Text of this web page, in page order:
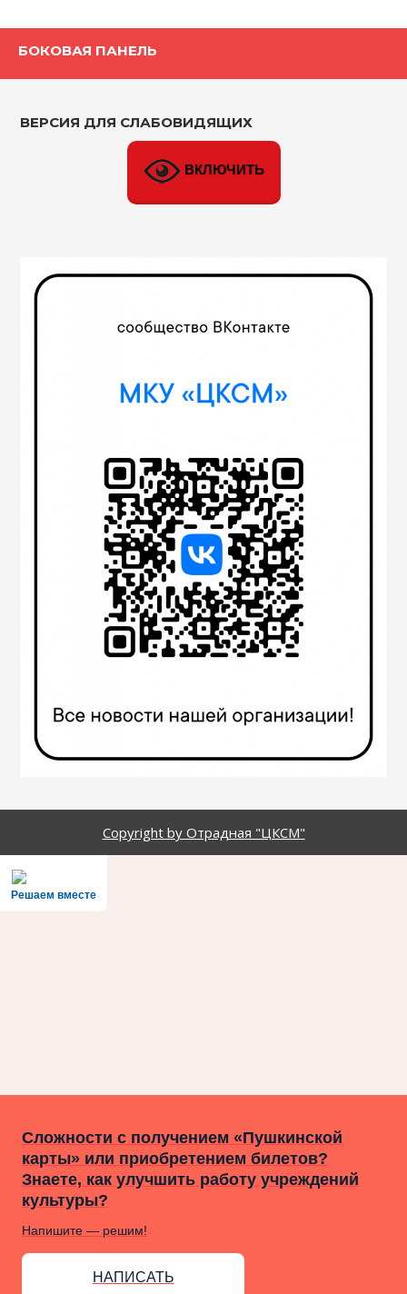
БОКОВАЯ ПАНЕЛЬ
ВЕРСИЯ ДЛЯ СЛАБОВИДЯЩИХ
ВКЛЮЧИТЬ
Copyright by Отрадная "ЦКСМ"
Решаем вместе
Сложности с получением «Пушкинской
карты» или приобретением билетов?
Знаете, как улучшить работу учреждений
культуры?
Напишите — решим!
НАПИСАТЬ